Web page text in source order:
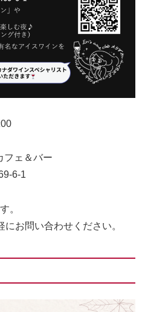
フェ＆バー
6-1
。
お問い合わせください。